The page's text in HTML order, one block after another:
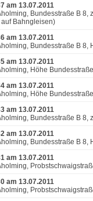
am 13.07.2011
Bundesstraße B 8,
Bahngleisen)
am 13.07.2011
Bundesstraße B 8,
am 13.07.2011
Höhe
am 13.07.2011
Höhe
am 13.07.2011
Bundesstraße B 8,
am 13.07.2011
Bundesstraße B 8,
am 13.07.2011
am 13.07.2011